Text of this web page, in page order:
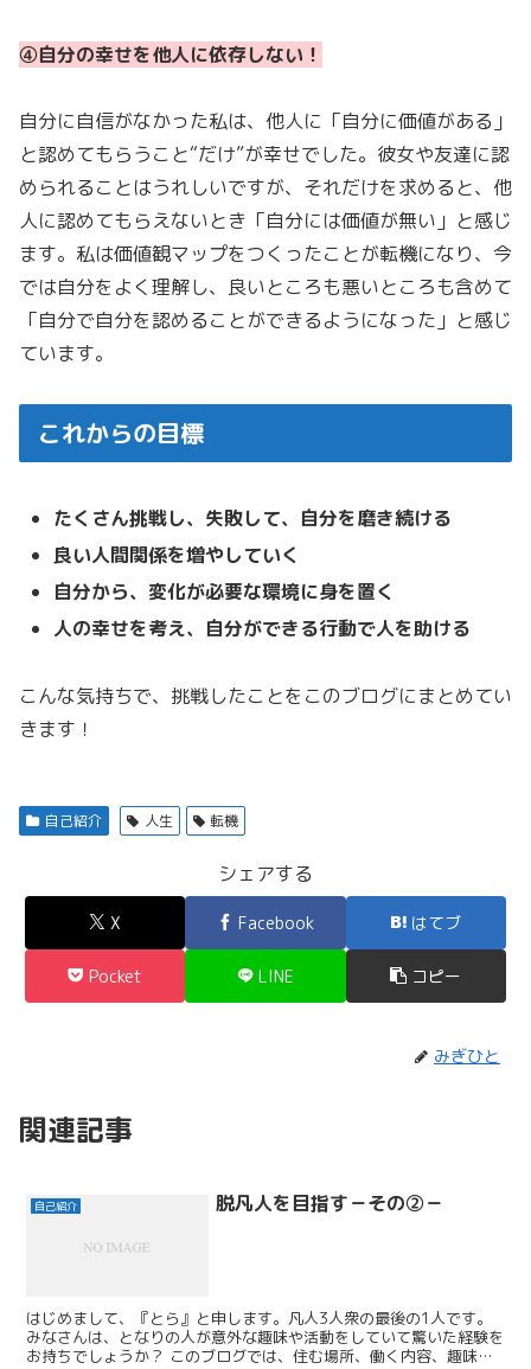
④自分の幸せを他人に依存しない ！
自分に自信がなかった私は、他人に「自分に価値がある」
と認めてもらうこと“だけ”が幸せでした。彼女や友達に認
められることはうれしいですが、それだけを求めると、他
人に認めてもらえないとき「自分には価値が無い」と感じ
ます。私は価値観マップをつくったことが転機になり、今
では自分をよく理解し、良いところも悪いところも含めて
「自分で自分を認めることができるようになった」と感じ
ています。
これからの目標
たくさん挑戦し、失敗して、自分を磨き続ける
良い人間関係を増やしていく
自分から、変化が必要な環境に身を置く
人の幸せを考え、自分ができる行動で人を助ける
こんな気持ちで、挑戦したことをこのブログにまとめてい
きます！
自己紹介 人生 転機
シェアする
X Facebook はてブ
Pocket LINE コピー
みぎひと
関連記事
自己紹介 脱凡人を目指す－その②－
はじめまして、『とら』と申します。凡人3人衆の最後の1人です。
みなさんは、となりの人が意外な趣味や活動をしていて驚いた経験を
お持ちでしょうか？ このブログでは、住む場所、働く内容、趣味、